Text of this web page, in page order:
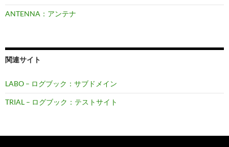
ANTENNA：アンテナ
関連サイト
LABO – ログブック：サブドメイン
TRIAL – ログブック：テストサイト